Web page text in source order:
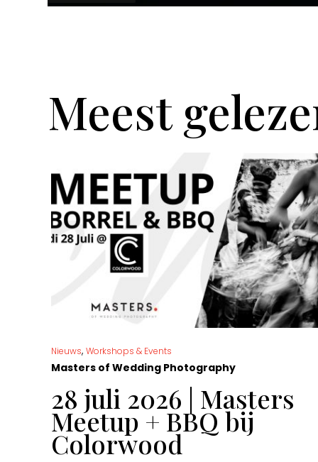
Meest
Nieuws, Workshops & Events
Masters of Wedding Photography
28 juli 2026 | Masters
Meetup + BBQ bij
Colorwood